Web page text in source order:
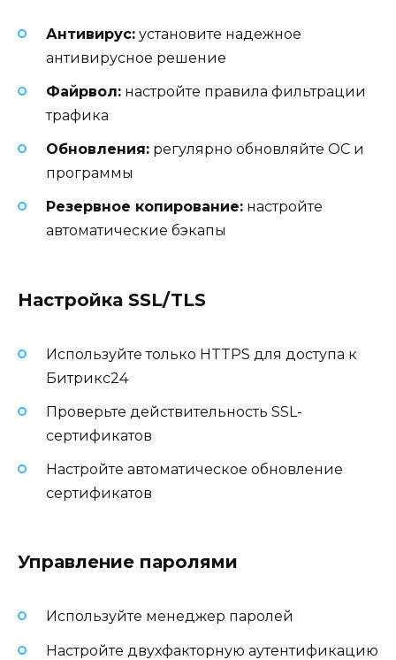
Антивирус: установите надежное
антивирусное решение
Файрвол: настройте правила фильтрации
трафика
Обновления: регулярно обновляйте ОС и
программы
Резервное копирование: настройте
автоматические бэкапы
Настройка SSL/TLS
Используйте только HTTPS для доступа к
Битрикс24
Проверьте действительность SSL-
сертификатов
Настройте автоматическое обновление
сертификатов
Управление паролями
Используйте менеджер паролей
Настройте двухфакторную аутентификацию